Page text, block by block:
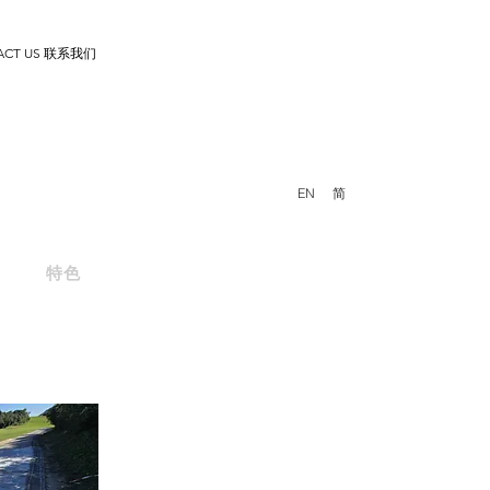
US 联系我们
特色
EN 简